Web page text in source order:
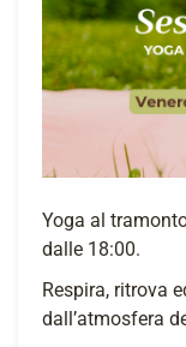
Yoga al
dalle 18:00.
Respira, ritrova
dall’atmosfera